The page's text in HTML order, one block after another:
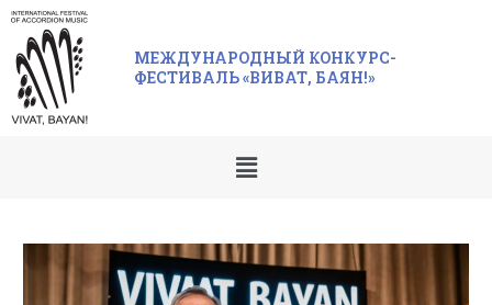
МЕЖДУНАРОДНЫЙ КОНКУРС-
ФЕСТИВАЛЬ «ВИВАТ, БАЯН!»